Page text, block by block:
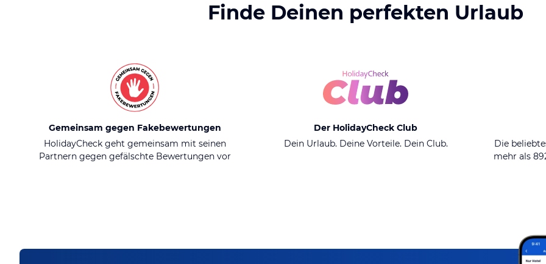
Finde Deinen perfekten Urlaub
Gemeinsam gegen Fakebewertungen
HolidayCheck geht gemeinsam mit seinen
Partnern gegen gefälschte Bewertungen vor
Der HolidayCheck Club
Dein Urlaub. Deine Vorteile. Dein Club.
Die
mehr als